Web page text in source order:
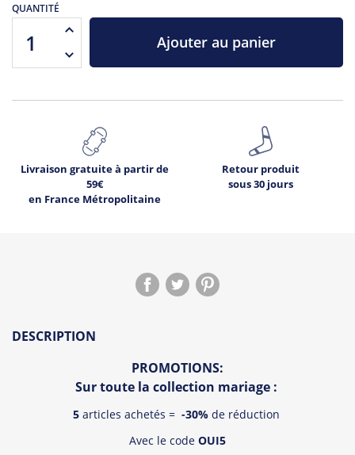
QUANTITÉ
Ajouter au panier
Livraison gratuite à partir de
59€
en France Métropolitaine
Retour produit
sous 30 jours
DESCRIPTION
PROMOTIONS:
Sur toute la collection mariage :
5articles achetés = -30%de réduction
Avec le code OUI5